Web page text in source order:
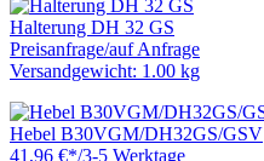
Halterung DH 32 GS
Preisanfrage/auf Anfrage
Versandgewicht: 1.00 kg
Hebel B30VGM/DH32GS/GSV
41,96 €*/3-5 Werktage